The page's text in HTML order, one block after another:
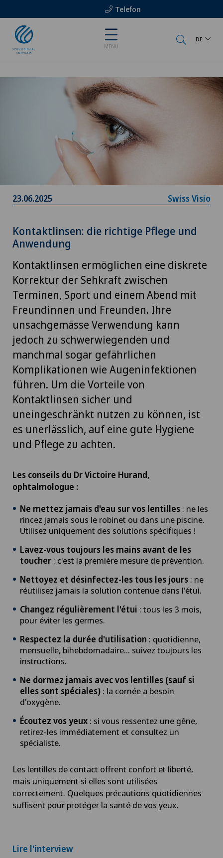
Telefon
MENU
DE
23.06.2025 Swiss Visio
Kontaktlinsen: die richtige Pflege und
Anwendung
Kontaktlinsen ermöglichen eine diskrete
Korrektur der Sehkraft zwischen
Terminen, Sport und einem Abend mit
Freundinnen und Freunden. Ihre
unsachgemässe Verwendung kann
jedoch zu schwerwiegenden und
manchmal sogar gefährlichen
Komplikationen wie Augeninfektionen
führen. Um die Vorteile von
Kontaktlinsen sicher und
uneingeschränkt nutzen zu können, ist
es unerlässlich, auf eine gute Hygiene
und Pflege zu achten.
Les conseils du Dr Victoire Hurand,
ophtalmologue :
Ne mettez jamais d'eau sur vos lentilles : ne les
rincez jamais sous le robinet ou dans une piscine.
Utilisez uniquement des solutions spécifiques !
Lavez-vous toujours les mains avant de les
toucher : c'est la première mesure de prévention.
Nettoyez et désinfectez-les tous les jours : ne
réutilisez jamais la solution contenue dans l'étui.
Changez régulièrement l'étui : tous les 3 mois,
pour éviter les germes.
Respectez la durée d'utilisation : quotidienne,
mensuelle, bihebdomadaire... suivez toujours les
instructions.
Ne dormez jamais avec vos lentilles (sauf si
elles sont spéciales) : la cornée a besoin
d'oxygène.
Écoutez vos yeux : si vous ressentez une gêne,
retirez-les immédiatement et consultez un
spécialiste.
Les lentilles de contact offrent confort et liberté,
mais uniquement si elles sont utilisées
correctement. Quelques précautions quotidiennes
suffisent pour protéger la santé de vos yeux.
Lire l'interview